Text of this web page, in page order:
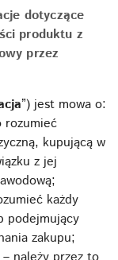
dotyczące
produktu z
przez
”) jest mowa o:
rozumieć
kupującą w
z jej
każdy
podejmujący
zakupu;